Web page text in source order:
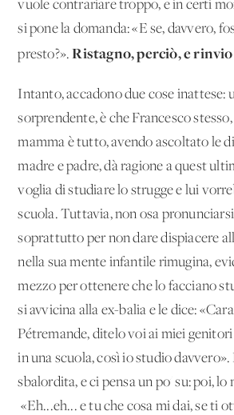
vuole contrariare troppo, e in certi
si pone la domanda: «E se, davvero,
presto?».Ristagno, perciò, e
Intanto, accadono due cose inattese:
sorprendente, è che Francesco
mamma è tutto, avendo ascoltato le
madre e padre, dà ragione a
voglia di studiare lo strugge e lui
scuola. Tuttavia, non osa
soprattutto per non dare dispiacere
nella sua mente infantile rimugina,
mezzo per ottenere che lo facciano
si avvicina alla ex-balia e le dice:
Pétremande, ditelo voi ai miei
in una scuola, così io studio
sbalordita, e ci pensa un po' su: poi,
«Eh...eh... e tu che cosa mi dai, se ti